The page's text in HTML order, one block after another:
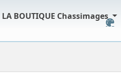
LA BOUTIQUE Chassimages